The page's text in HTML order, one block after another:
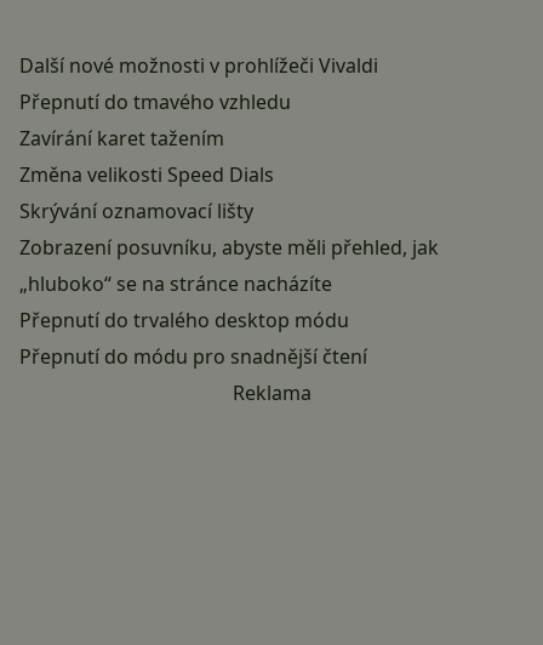
Další nové možnosti v prohlížeči Vivaldi
Přepnutí do tmavého vzhledu
Zavírání karet tažením
Změna velikosti Speed Dials
Skrývání oznamovací lišty
Zobrazení posuvníku, abyste měli přehled, jak
„hluboko“ se na stránce nacházíte
Přepnutí do trvalého desktop módu
Přepnutí do módu pro snadnější čtení
Reklama